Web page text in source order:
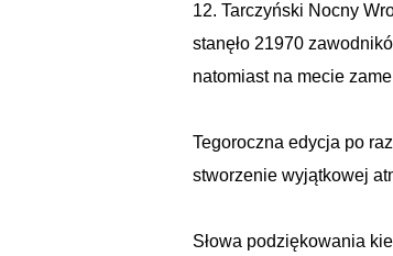
12. Tarczyński Nocny
stanęło 21970
natomiast na mecie
Tegoroczna edycja po
stworzenie wyjątkowej
Słowa podziękowania